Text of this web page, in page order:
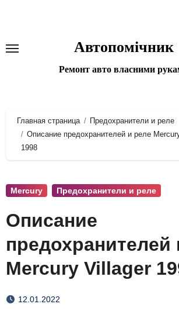
Автопомічник
Ремонт авто власними
Главная страница
Предохранители и реле
Описание предохранителей и реле
1998
Mercury Предохранители и реле
Описание
предохранителей
Mercury Villager
12.01.2022